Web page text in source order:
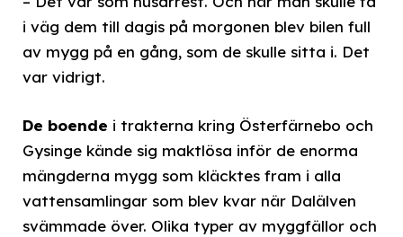
i väg dem till dagis på morgonen blev bilen full
av mygg på en gång, som de skulle sitta i. Det
var vidrigt.
De boende i trakterna kring Österfärnebo och
Gysinge kände sig maktlösa inför de enorma
mängderna mygg som kläcktes fram i alla
vattensamlingar som blev kvar när Dalälven
svämmade över. Olika typer av myggfällor och